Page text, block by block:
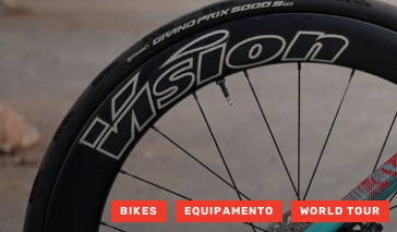
BIKES EQUIPAMENTO WORLD TOUR